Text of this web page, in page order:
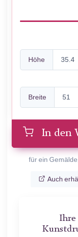
Höhe
Breite
In den
für ein
Auch
Ihre